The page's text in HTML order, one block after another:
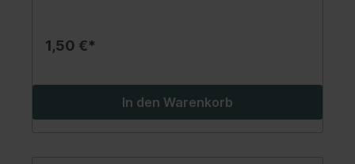
1,50 €*
In den Warenkorb